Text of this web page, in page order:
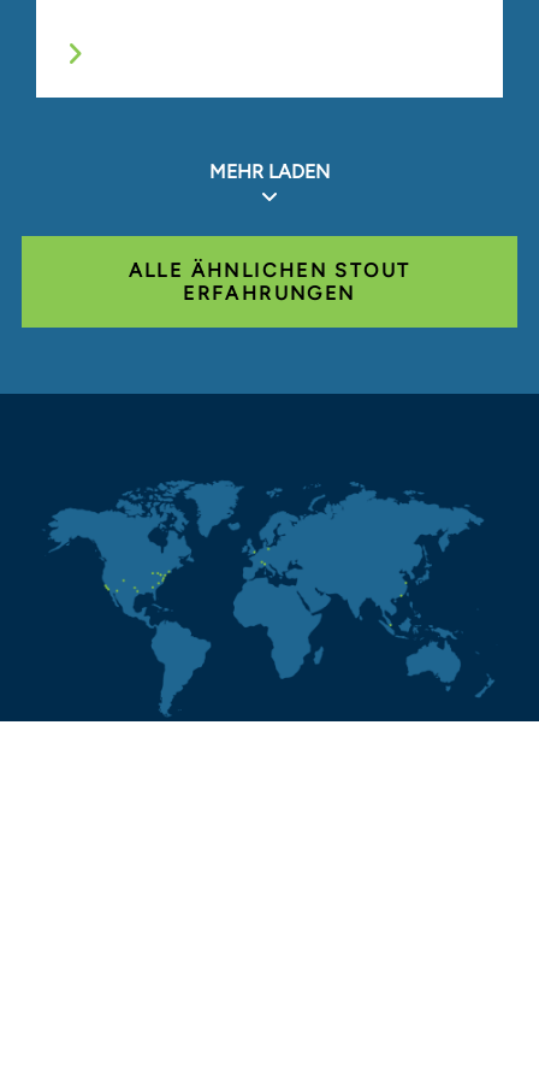
MEHR LADEN
ALLE ÄHNLICHEN STOUT
ERFAHRUNGEN